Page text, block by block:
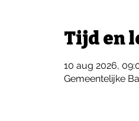
Tijd en
10 aug 2026,
Gemeentelijke